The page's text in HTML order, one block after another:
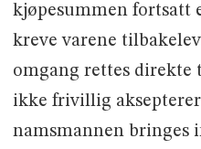
kjøpesummen fortsatt
kreve varene
omgang rettes direkte
ikke frivillig
namsmannen bringes